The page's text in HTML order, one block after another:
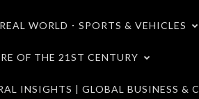
WORLD．SPORTS & VEHICLES
OF THE 21ST CENTURY
INSIGHTS | GLOBAL BUSINESS &